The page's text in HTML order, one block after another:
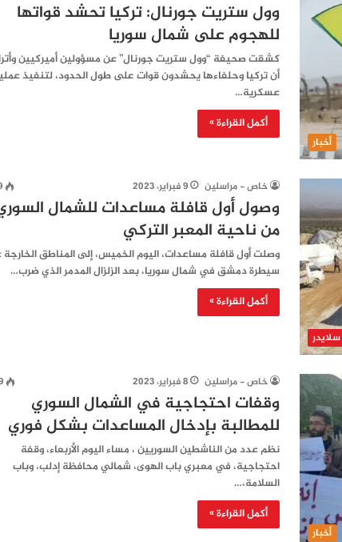
أخبار
وول ستريت جورنال: تركيا تحشد قواتها
للهجوم على شمال سوريا
كشقت صحيفة “وول ستريت جورنال” عن مسؤولين أميركيين
أن تركيا وحلفاءها يحشدون قوات على طول الحدود، لتنفيذ
عسكرية…
أكمل القراءة »
سلايدر
خاص - مراسلين 9 فبراير، 2023
وصول أول قافلة مساعدات للشمال
من ناحية المعبر التركي
وصلت أول قافلة مساعدات، اليوم الخميس، إلى المناطق
سيطرة دمشق في شمال سوريا، بعد الزلزال المدمر الذي ضرب…
أكمل القراءة »
أخبار
خاص - مراسلين 8 فبراير، 2023
وقفات احتجاجية في الشمال السوري
للمطالبة بإدخال المساعدات بشكل فوري
نظم عدد من الناشطين السوريين ، مساء اليوم الأربعاء، وقفة
احتجاجية، في معبري باب الهوى، شمالي محافظة إدلب، وباب
السلامة،…
أكمل القراءة »